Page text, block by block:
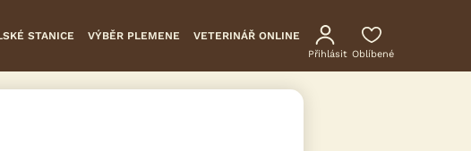
STANICE VÝBĚR PLEMENE VETERINÁŘ ONLINE
Přihlásit Oblíbené